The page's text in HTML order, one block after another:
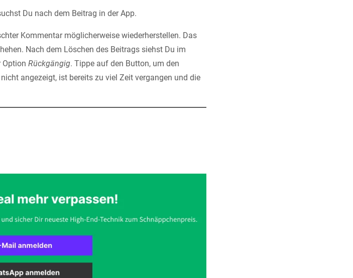
Du nach dem Beitrag in der App.
Kommentar möglicherweise wiederherstellen. Das
Nach dem Löschen des Beitrags siehst Du im
Option Rückgängig. Tippe auf den Button, um den
angezeigt, ist bereits zu viel Zeit vergangen und die